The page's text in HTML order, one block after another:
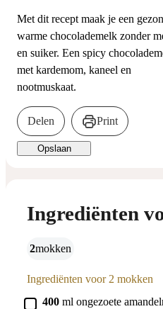
Met dit recept maak je een
warme chocolademelk zonder
en suiker. Een spicy
met kardemom, kaneel en
nootmuskaat.
Delen Print
Opslaan
Ingrediënten
2 mokken
Ingrediënten voor 2 mokken
▢
400 ml ongezoete